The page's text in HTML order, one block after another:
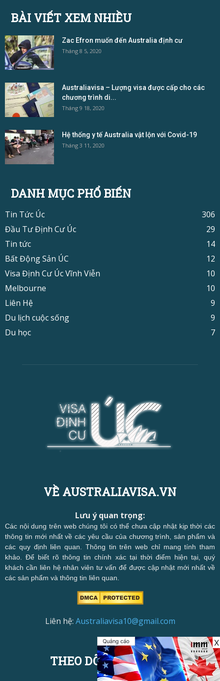
Quảng cáo X
BÀI VIẾT XEM NHIỀU
Zac Efron muốn đến Australia định cư
Tháng 8 5, 2020
Australiavisa – Lượng visa được cấp cho các
chương trình di...
Tháng 9 18, 2020
Hệ thống y tế Australia vật lộn với Covid-19
Tháng 3 11, 2020
DANH MỤC PHỔ BIẾN
Tin Tức Úc
306
Đầu Tư Định Cư Úc
29
Tin tức
14
Bất Động Sản ÚC
12
Visa Định Cư Úc Vĩnh Viễn
10
Melbourne
10
Liên Hệ
9
Du lịch cuộc sống
9
Du học
7
VỀ AUSTRALIAVISA.VN
Lưu ý quan trọng:
Các nội dung trên web chúng tôi có thể chưa cập nhật kịp thời các
thông tin mới nhất về các yêu cầu của chương trình, sản phẩm và
các quy định liên quan. Thông tin trên web chỉ mang tính tham
khảo. Để biết rõ thông tin chính xác tại thời điểm hiện tại, quý
khách cần liên hệ nhân viên tư vấn để được cập nhật mới nhất về
các sản phẩm và thông tin liên quan.
Liên hệ: Australiavisa10@gmail.com
THEO DÕI CHÚNG TÔI